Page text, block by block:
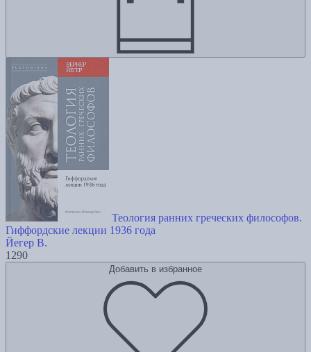
Теология ранних греческих философов.
Гиффордские лекции 1936 года
Йегер В.
1290
Добавить в избранное